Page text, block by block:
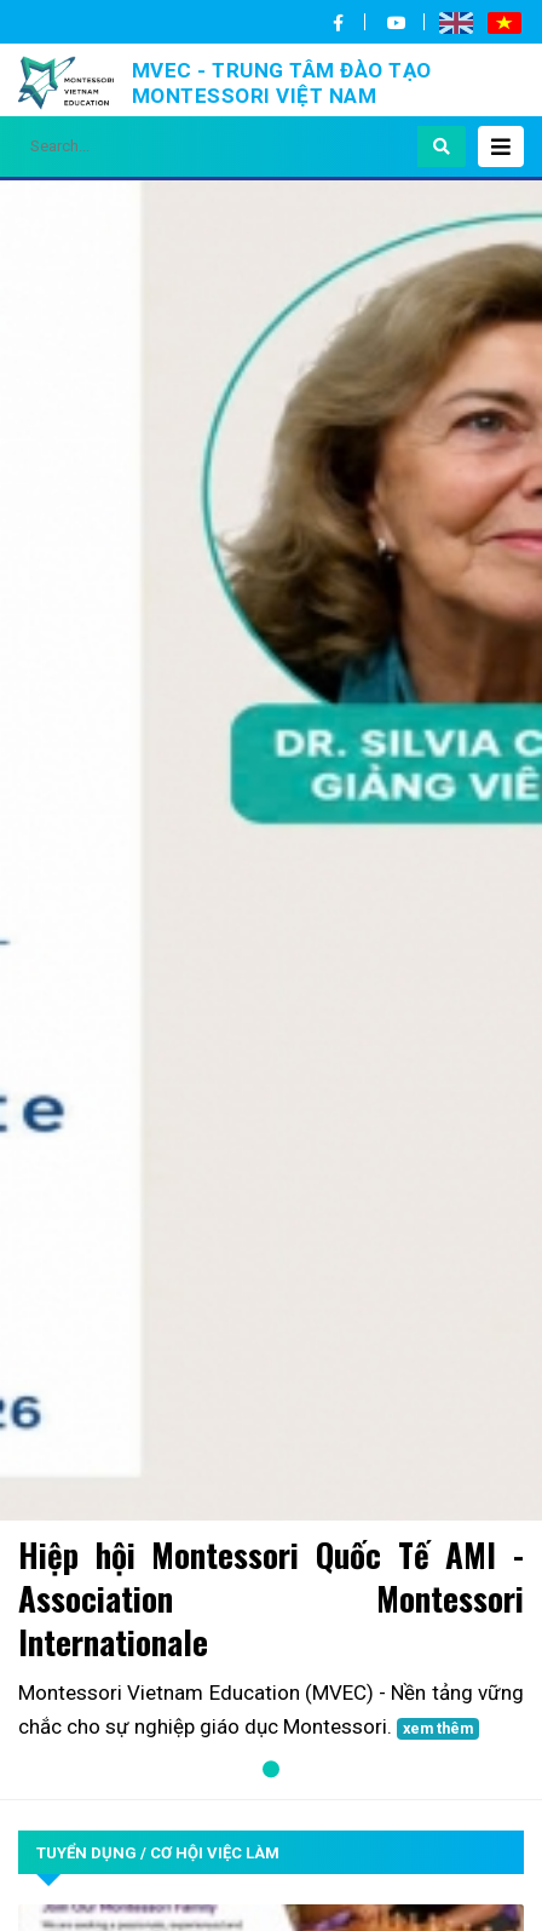
MVEC - TRUNG TÂM ĐÀO TẠO
MONTESSORI VIỆT NAM
Hiệp hội Montessori Quốc Tế AMI -
Association Montessori
Internationale
Montessori Vietnam Education (MVEC) - Nền tảng vững
chắc cho sự nghiệp giáo dục Montessori.
xem thêm
TUYỂN DỤNG / CƠ HỘI VIỆC LÀM